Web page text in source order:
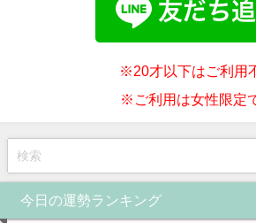
※20才以下はご利用
※ご利用は女性限定
今日の運勢ランキング